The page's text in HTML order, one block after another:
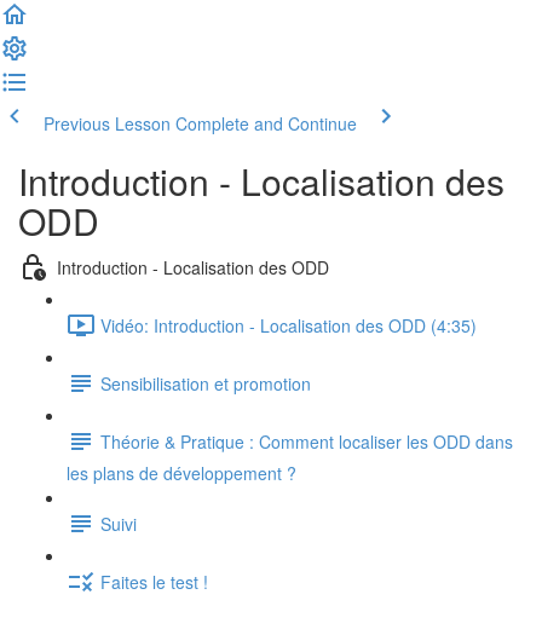
Previous Lesson Complete and Continue
Introduction - Localisation des
ODD
Introduction - Localisation des ODD
Vidéo: Introduction - Localisation des ODD (4:35)
Sensibilisation et promotion
Théorie & Pratique : Comment localiser les ODD dans
les plans de développement ?
Suivi
Faites le test !